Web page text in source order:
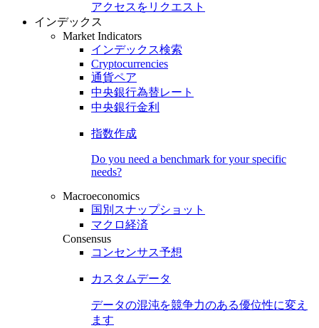
アクセスをリクエスト
インデックス
Market Indicators
インデックス検索
Cryptocurrencies
通貨ペア
中央銀行為替レート
中央銀行金利
指数作成
Do you need a benchmark for your specific
needs?
Macroeconomics
国別スナップショット
マクロ経済
Consensus
コンセンサス予想
カスタムデータ
データの混沌を競争力のある優位性に変え
ます